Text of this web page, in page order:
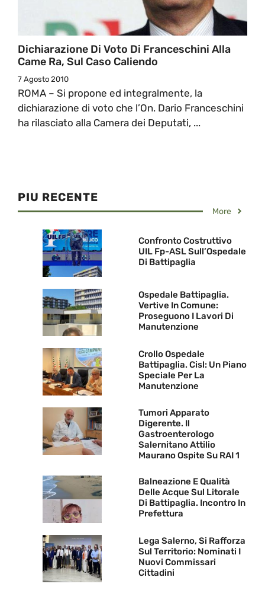
Dichiarazione Di Voto Di Franceschini Alla
Came Ra, Sul Caso Caliendo
7 Agosto 2010
ROMA – Si propone ed integralmente, la
dichiarazione di voto che l’On. Dario Franceschini
ha rilasciato alla Camera dei Deputati, ...
PIU RECENTE
More
Confronto Costruttivo
UIL Fp-ASL Sull’Ospedale
Di Battipaglia
Ospedale Battipaglia.
Vertive In Comune:
Proseguono I Lavori Di
Manutenzione
Crollo Ospedale
Battipaglia. Cisl: Un Piano
Speciale Per La
Manutenzione
Tumori Apparato
Digerente. Il
Gastroenterologo
Salernitano Attilio
Maurano Ospite Su RAI 1
Balneazione E Qualità
Delle Acque Sul Litorale
Di Battipaglia. Incontro In
Prefettura
Lega Salerno, Si Rafforza
Sul Territorio: Nominati I
Nuovi Commissari
Cittadini